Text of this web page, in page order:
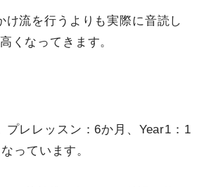
け流を行うよりも実際に音読し
くなってきます。
プレレッスン：6か月、Year1：1
っています。